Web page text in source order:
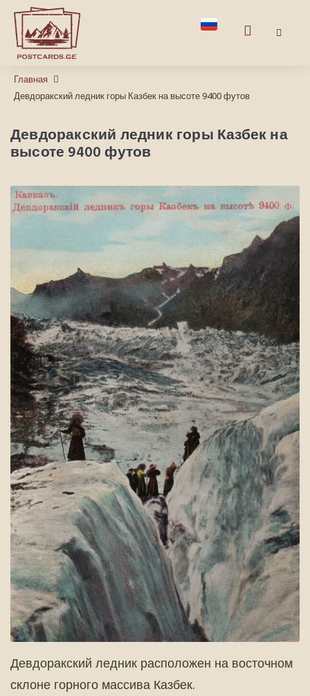
Главная
Девдоракский ледник горы Казбек на высоте 9400 футов
Девдоракский ледник горы Казбек на
высоте 9400 футов
Девдоракский ледник расположен на восточном
склоне горного массива Казбек.